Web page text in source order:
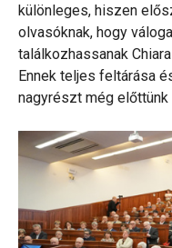
különleges, hiszen
olvasóknak, hogy
találkozhassanak
Ennek teljes feltárása
nagyrészt még előttünk